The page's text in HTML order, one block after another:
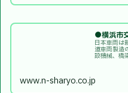
●横浜市
日本車両は
道車両製造
設機械、橋
www.n-sharyo.co.jp